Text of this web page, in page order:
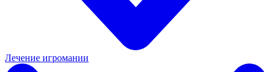
Лечение игромании